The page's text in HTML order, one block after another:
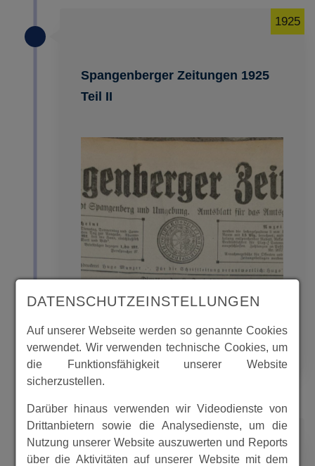
Spangenberger Zeitungen 1925
Teil II
1925
MEHR
1925
DATENSCHUTZEINSTELLUNGEN
Auf unserer Webseite werden so genannte Cookies
verwendet. Wir verwenden technische Cookies, um
die Funktionsfähigkeit unserer Website
sicherzustellen.
Darüber hinaus verwenden wir Videodienste von
Drittanbietern sowie die Analysedienste, um die
Nutzung unserer Website auszuwerten und Reports
über die Aktivitäten auf unserer Website mit dem